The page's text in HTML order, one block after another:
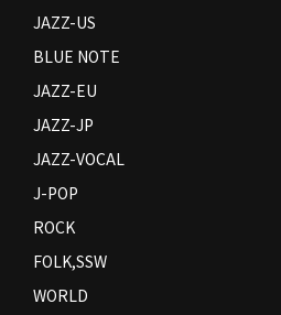
JAZZ-US
BLUE NOTE
JAZZ-EU
JAZZ-JP
JAZZ-VOCAL
J-POP
ROCK
FOLK,SSW
WORLD